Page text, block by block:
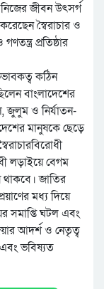
নিজের জীবন উৎসর্গ
স্বৈরাচার ও
প্রতিষ্ঠার
কঠিন
বাংলাদেশের
জুলুম ও নির্যাতন-
মানুষকে ছেড়ে
লড়াইয়ে বেগম
থাকবে। জাতির
মধ্য দিয়ে
সমাপ্তি ঘটল এবং
আদর্শ ও নেতৃত্ব
এবং ভবিষ্যত